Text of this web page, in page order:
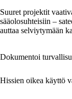
Suuret projektit
sääolosuhteisiin –
auttaa selviytymään
Dokumentoi
Hissien oikea käyttö